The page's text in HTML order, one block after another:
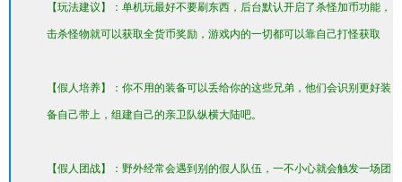
【玩法建议】：单机玩最好不要刷东西，后台默认开启了杀怪加币功能，
击杀怪物就可以获取全货币奖励，游戏内的一切都可以靠自己打怪获取
【假人培养】：你不用的装备可以丢给你的这些兄弟，他们会识别更好装
备自己带上，组建自己的亲卫队纵横大陆吧。
【假人团战】：野外经常会遇到别的假人队伍，一不小心就会触发一场团